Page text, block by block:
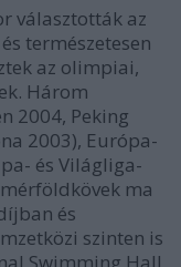
választották az
természetesen
az olimpiai,
Három
2004, Peking
2003), Európa-
és Világliga-
ma
és
szinten is